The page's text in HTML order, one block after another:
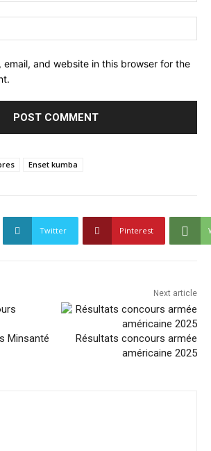
email, and website in this browser for the
Enset kumba
Twitter Pinterest
Minsanté
Next article
Résultats concours armée
américaine 2025